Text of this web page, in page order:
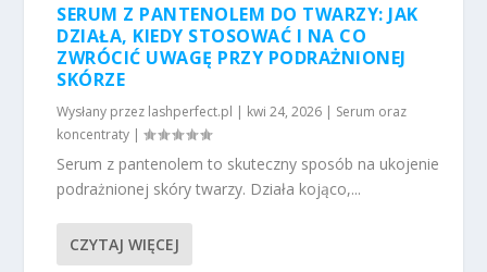
SERUM Z PANTENOLEM DO TWARZY: JAK
DZIAŁA, KIEDY STOSOWAĆ I NA CO
ZWRÓCIĆ UWAGĘ PRZY PODRAŻNIONEJ
SKÓRZE
Wysłany przez lashperfect.pl | kwi 24, 2026 | Serum oraz
koncentraty |
Serum z pantenolem to skuteczny sposób na ukojenie
podrażnionej skóry twarzy. Działa kojąco,...
CZYTAJ WIĘCEJ